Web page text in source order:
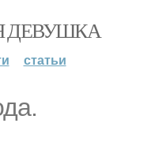
ДЕВУШКА
статьи